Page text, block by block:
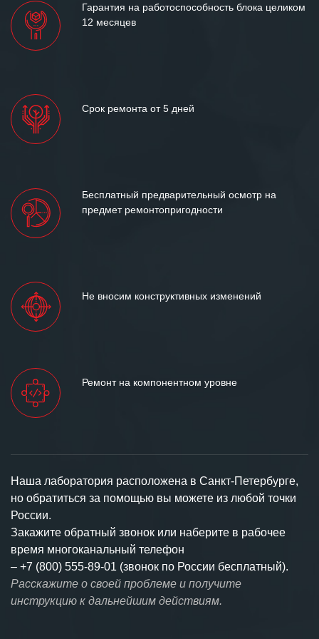
Гарантия на работоспособность блока целиком
12 месяцев
Срок ремонта от 5 дней
Бесплатный предварительный осмотр на
предмет ремонтопригодности
Не вносим конструктивных изменений
Ремонт на компонентном уровне
Наша лаборатория расположена в Санкт-Петербурге,
но обратиться за помощью вы можете из любой точки
России.
Закажите обратный звонок или наберите в рабочее
время многоканальный телефон
– +7 (800) 555-89-01 (звонок по России бесплатный).
Расскажите о своей проблеме и получите
инструкцию к дальнейшим действиям.